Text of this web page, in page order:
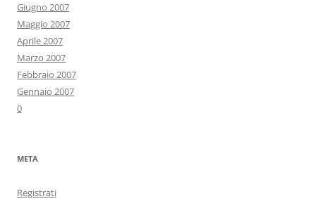
Giugno 2007
Maggio 2007
Aprile 2007
Marzo 2007
Febbraio 2007
Gennaio 2007
0
META
Registrati